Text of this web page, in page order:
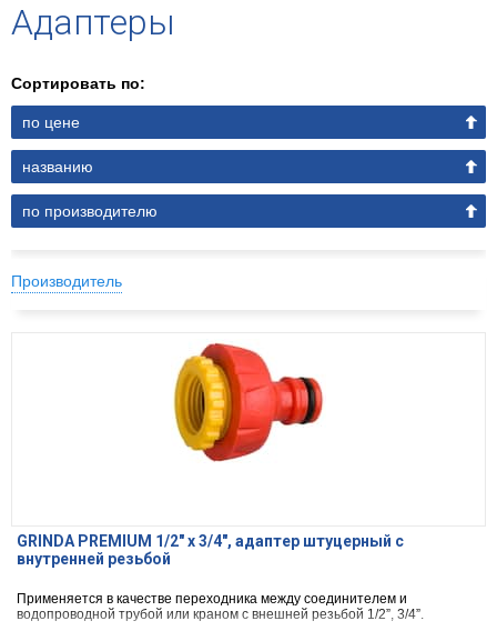
Адаптеры
Сортировать по:
по цене
названию
по производителю
Производитель
GRINDA PREMIUM 1/2" x 3/4", адаптер штуцерный с
внутренней резьбой
Применяется в качестве переходника между соединителем и
водопроводной трубой или краном с внешней резьбой 1/2”, 3/4”.